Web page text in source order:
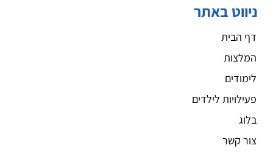
ניווט באתר
דף הבית
המלצות
לימודים
פעילויות לילדים
בלוג
צור קשר